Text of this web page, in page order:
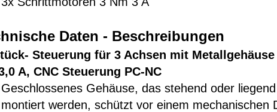
Daten - Beschreibungen
Steuerung für 3 Achsen mit Metallgehäuse
A, CNC Steuerung PC-NC
Geschlossenes Gehäuse, das stehend oder liegend
montiert werden, schützt vor einem mechanischen